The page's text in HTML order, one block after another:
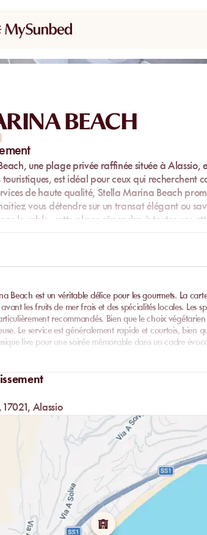
BEACH
une plage privée raffinée située à Alassio,
est idéal pour ceux qui recherchent
de haute qualité, Stella Marina Beach
vous détendre sur un transat élégant ou
le sable, cette plage répondra à toutes vos
Beach est un véritable délice pour les gourmets. La
les fruits de mer frais et des spécialités locales. Les
recommandés. Bien que le choix
Le service est généralement rapide et courtois, bien
live pour une soirée mémorable dans un cadre
Alassio